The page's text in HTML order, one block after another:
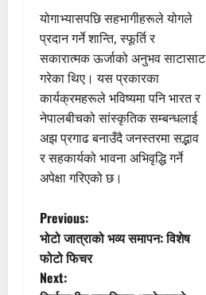
योगाभ्यासपछि सहभागीहरूले योगले
प्रदान गर्ने शान्ति, स्फूर्ति र
सकारात्मक ऊर्जाको अनुभव साटासाट
गरेका थिए। यस प्रकारका
कार्यक्रमहरूले भविष्यमा पनि भारत र
नेपालबीचको सांस्कृतिक सम्बन्धलाई
अझ प्रगाढ बनाउँदै जनस्तरमा सद्भाव
र सहकार्यको भावना अभिवृद्धि गर्ने
अपेक्षा गरिएको छ।
P
o
Previous:
भोटो जात्राको भव्य समापन: विशेष
फोटो फिचर
Next: